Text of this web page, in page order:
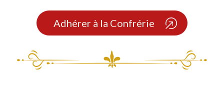
Adhérer à la Confrérie